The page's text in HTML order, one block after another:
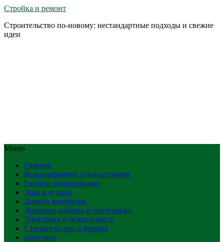
Стройка и ремонт
Строительство по-новому: нестандартные подходы и свежие
идеи
Меню
Главная
Водоснабжение и канализация
Газовое оборудование
Дача и огород
Дизайн интерьера
Душевые кабины и сантехника
Электрика и безопасность
Строительство и ремонт
Полезное